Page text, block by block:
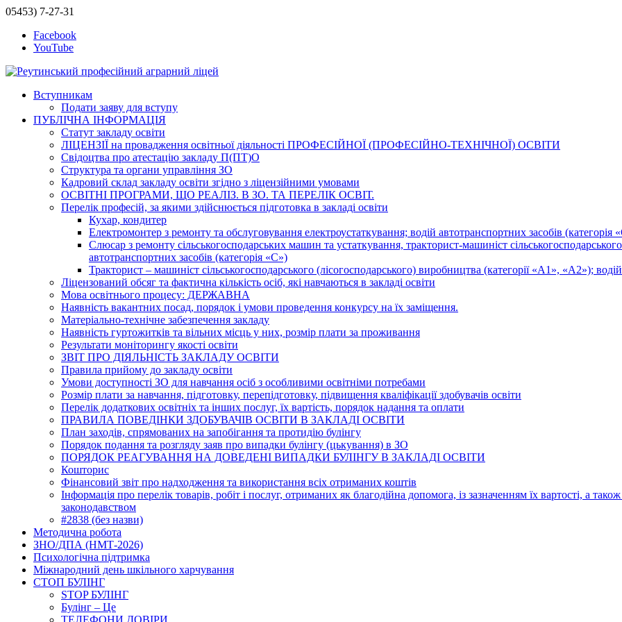
05453) 7-27-31
Facebook
YouTube
Вступникам
Подати заяву для вступу
ПУБЛІЧНА ІНФОРМАЦІЯ
Статут закладу освіти
ЛІЦЕНЗІЇ на провадження освітньої діяльності ПРОФЕСІЙНОЇ (ПРОФЕСІЙНО-ТЕХНІЧНОЇ) ОСВІТИ
Свідоцтва про атестацію закладу П(ПТ)О
Структура та органи управління ЗО
Кадровий склад закладу освіти згідно з ліцензійними умовами
ОСВІТНІ ПРОГРАМИ, ЩО РЕАЛІЗ. В ЗО. ТА ПЕРЕЛІК ОСВІТ.
Перелік професій, за якими здійснюється підготовка в закладі освіти
Кухар, кондитер
Електромонтер з ремонту та обслуговування електроустаткування; водій автотранспортних засобів (категорія
Слюсар з ремонту сільськогосподарських машин та устаткування, тракторист-машиніст
автотранспортних засобів (категорія «С»)
Тракторист – машиніст сільськогосподарського (лісогосподарського) виробництва (категорії «А1», «А2»);
Ліцензований обсяг та фактична кількість осіб, які навчаються в закладі освіти
Мова освітнього процесу: ДЕРЖАВНА
Наявність вакантних посад, порядок і умови проведення конкурсу на їх заміщення.
Матеріально-технічне забезпечення закладу
Наявність гуртожитків та вільних місць у них, розмір плати за проживання
Результати моніторингу якості освіти
ЗВІТ ПРО ДІЯЛЬНІСТЬ ЗАКЛАДУ ОСВІТИ
Правила прийому до закладу освіти
Умови доступності ЗО для навчання осіб з особливими освітніми потребами
Розмір плати за навчання, підготовку, перепідготовку, підвищення кваліфікації здобувачів освіти
Перелік додаткових освітніх та інших послуг, їх вартість, порядок надання та оплати
ПРАВИЛА ПОВЕДІНКИ ЗДОБУВАЧІВ ОСВІТИ В ЗАКЛАДІ ОСВІТИ
План заходів, спрямованих на запобігання та протидію булінгу
Порядок подання та розгляду заяв про випадки булінгу (цькування) в ЗО
ПОРЯДОК РЕАГУВАННЯ НА ДОВЕДЕНІ ВИПАДКИ БУЛІНГУ В ЗАКЛАДІ ОСВІТИ
Кошторис
Фінансовий звіт про надходження та використання всіх отриманих коштів
Інформація про перелік товарів, робіт і послуг, отриманих як благодійна допомога, із зазначенням їх вартості, а
законодавством
#2838 (без назви)
Методична робота
ЗНО/ДПА (НМТ-2026)
Психологічна підтримка
Міжнародний день шкільного харчування
СТОП БУЛІНГ
STOP БУЛІНГ
Булінг – Це
ТЕЛЕФОНИ ДОВІРИ